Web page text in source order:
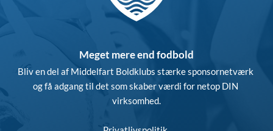
Meget mere end fodbold
Bliv en del af Middelfart Boldklubs stærke sponsornetværk
og få adgang til det som skaber værdi for netop DIN
virksomhed.